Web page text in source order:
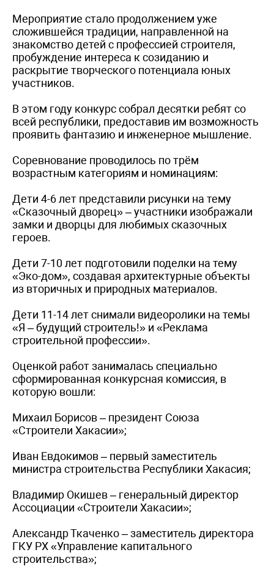
Мероприятие стало продолжением уже
сложившейся традиции, направленной на
знакомство детей с профессией строителя,
пробуждение интереса к созиданию и
раскрытие творческого потенциала юных
участников.
В этом году конкурс собрал десятки ребят со
всей республики, предоставив им возможность
проявить фантазию и инженерное мышление.
Соревнование проводилось по трём
возрастным категориям и номинациям:
Дети 4-6 лет представили рисунки на тему
«Сказочный дворец» – участники изображали
замки и дворцы для любимых сказочных
героев.
Дети 7-10 лет подготовили поделки на тему
«Эко-дом», создавая архитектурные объекты
из вторичных и природных материалов.
Дети 11-14 лет снимали видеоролики на темы
«Я – будущий строитель!» и «Реклама
строительной профессии».
Оценкой работ занималась специально
сформированная конкурсная комиссия, в
которую вошли:
Михаил Борисов – президент Союза
«Строители Хакасии»;
Иван Евдокимов – первый заместитель
министра строительства Республики Хакасия;
Владимир Окишев – генеральный директор
Ассоциации «Строители Хакасии»;
Александр Ткаченко – заместитель директора
ГКУ РХ «Управление капитального
строительства»;